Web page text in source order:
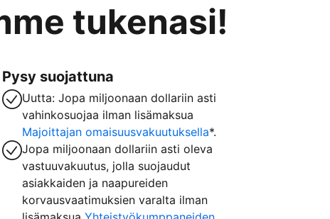
tukenasi!
Pysy suojattuna
Uutta: Jopa miljoonaan dollariin asti
vahinkosuojaa ilman lisämaksua
Majoittajan omaisuusvakuutuksella*.
Jopa miljoonaan dollariin asti oleva
vastuuvakuutus, jolla suojaudut
asiakkaiden ja naapureiden
korvausvaatimuksien varalta ilman